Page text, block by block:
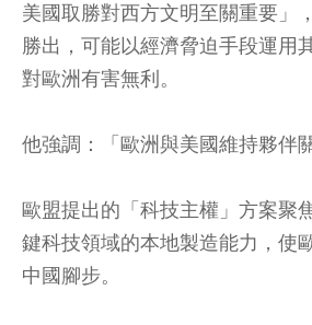
美國取勝對西方文明至關重要」
勝出，可能以經濟脅迫手段運用
對歐洲有害無利。
他強調：「歐洲與美國維持夥伴
歐盟提出的「科技主權」方案聚
鍵科技領域的本地製造能力，使
中國腳步。